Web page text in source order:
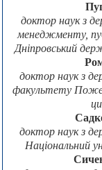
доктор наук з
менеджменту,
Дніпровський
доктор наук з
факультету
доктор наук з
Національний